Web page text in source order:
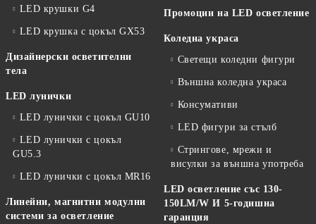
LED крушки G4
LED крушка с цокъл GX53
Дизайнерски осветителни
тела
LED лунички
LED лунички с цокъл GU10
LED лунички с цокъл
GU5.3
LED лунички с цокъл MR16
Линейни, магнитни модулни
системи за осветление
Промоции на LED осветление
Коледна украса
Светещи коледни фигури
Външна коледна украса
Консумативи
LED фигури за стълб
Стрингове, мрежи и
висулки за външна употреба
LED осветление със 130-
150LM/W И 5-годишна
гаранция